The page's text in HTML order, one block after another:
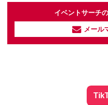
イベントサーチ
メール